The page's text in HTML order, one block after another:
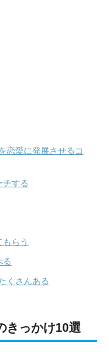
恋愛に発展させるコ
チする
らう
る
くさんある
きっかけ10選